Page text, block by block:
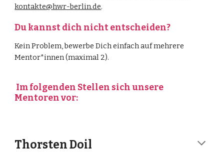
kontakte@hwr-berlin.de.
Du kannst dich nicht entscheiden?
Kein Problem, bewerbe Dich einfach auf mehrere
Mentor*innen (maximal 2).
Im folgenden Stellen sich unsere
Mentoren vor:
Thorsten Doil